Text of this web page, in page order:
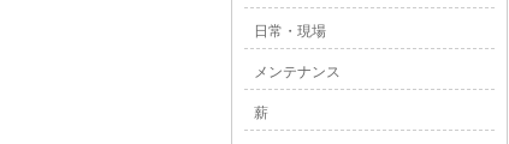
日常・現場
メンテナンス
薪